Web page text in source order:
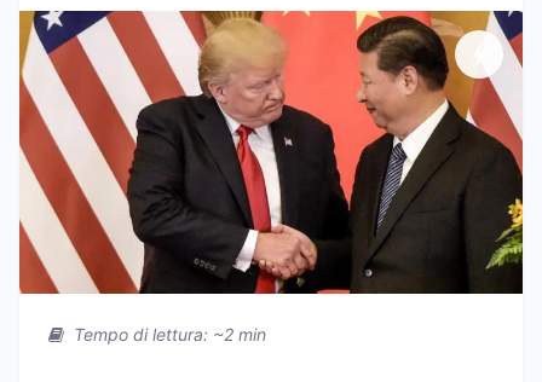
Tempo di lettura: ~2 min